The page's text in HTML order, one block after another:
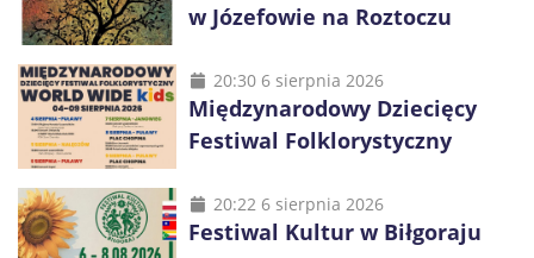
w Józefowie na Roztoczu
20:30 6 sierpnia 2026
Międzynarodowy Dziecięcy
Festiwal Folklorystyczny
20:22 6 sierpnia 2026
Festiwal Kultur w Biłgoraju